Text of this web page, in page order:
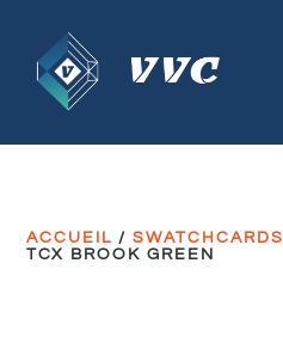
ACCUEIL /SWATCHCARDS
TCX BROOK GREEN